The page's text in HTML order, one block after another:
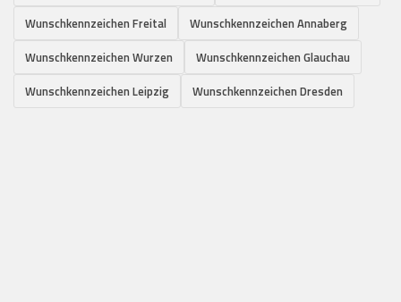
Wunschkennzeichen Freital
Wunschkennzeichen Annaberg
Wunschkennzeichen Wurzen
Wunschkennzeichen Glauchau
Wunschkennzeichen Leipzig
Wunschkennzeichen Dresden